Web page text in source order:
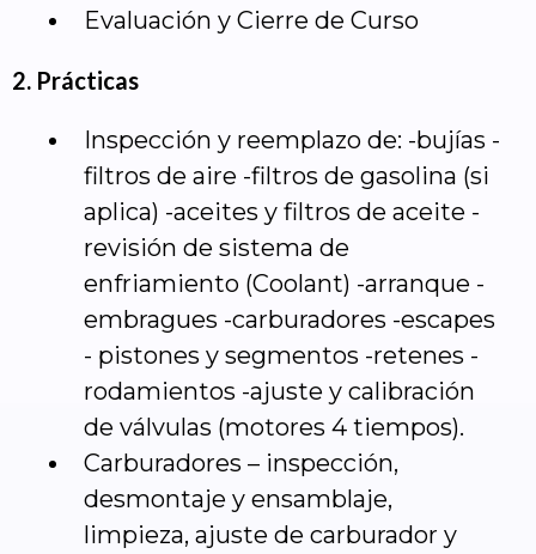
Evaluación y Cierre de Curso
2. Prácticas
Inspección y reemplazo de: -bujías -
filtros de aire -filtros de gasolina (si
aplica) -aceites y filtros de aceite -
revisión de sistema de
enfriamiento (Coolant) -arranque -
embragues -carburadores -escapes
- pistones y segmentos -retenes -
rodamientos -ajuste y calibración
de válvulas (motores 4 tiempos).
Carburadores – inspección,
desmontaje y ensamblaje,
limpieza, ajuste de carburador y